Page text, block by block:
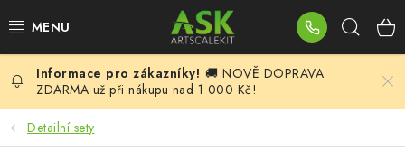
na
BLOG
SUMMER DAYS
🚚 NOVĚ DOPRAVA
ZDARMA už při nákupu nad 1 000 Kč!
Detailní sety